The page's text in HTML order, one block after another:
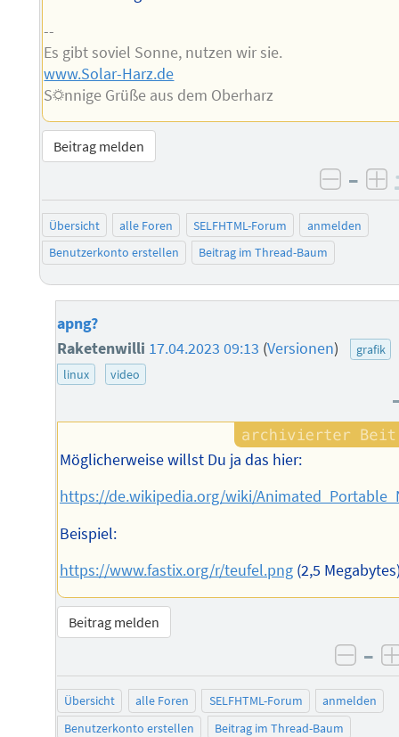
--
Es gibt soviel Sonne, nutzen wir sie.
www.Solar-Harz.de
S☼nnige Grüße aus dem Oberharz
Beitrag melden
–
Übersicht alle Foren SELFHTML-Forum
anmelden
Benutzerkonto erstellen
Beitrag im Thread-Baum
apng?
Raketenwilli 17.04.2023 09:13 (Versionen)
grafik
linux
video
Möglicherweise willst Du ja das hier:
https://de.wikipedia.org/wiki/
Beispiel:
https://www.fastix.org/r/teufel.png (2,5
Beitrag melden
–
Übersicht alle Foren SELFHTML-Forum
anmelden
Benutzerkonto erstellen
Beitrag im Thread-Baum